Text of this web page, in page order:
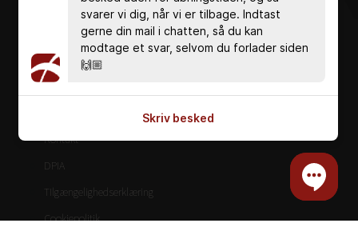
Vedtægter
Målsætning
Studie- og ordensregler
Kontakt
DPIA
TIlgængelighedserklæring
Cookiepolitik
svarer vi dig, når vi er tilbage. Indtast
gerne din mail i chatten, så du kan
modtage et svar, selvom du forlader siden
🙌🏼
Skriv besked